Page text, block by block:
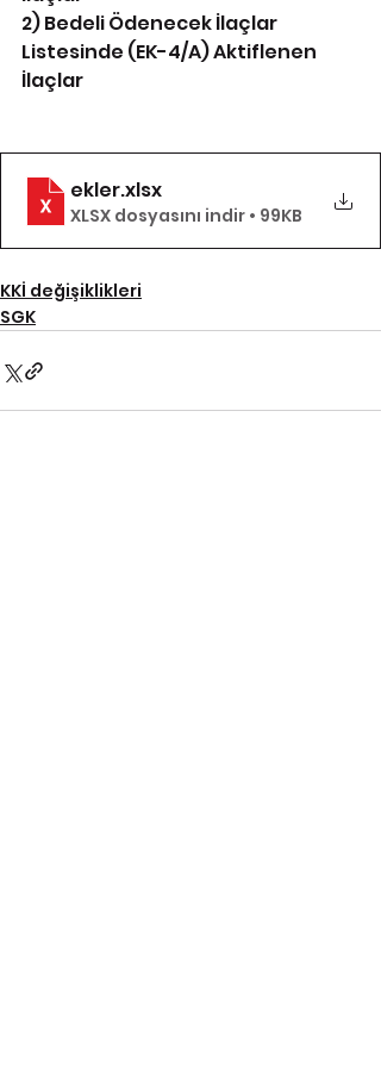
2) Bedeli Ödenecek İlaçlar
Listesinde (EK-4/A) Aktiflenen
İlaçlar
ekler.xlsx
XLSX dosyasını indir • 99KB
KKİ değişiklikleri
SGK